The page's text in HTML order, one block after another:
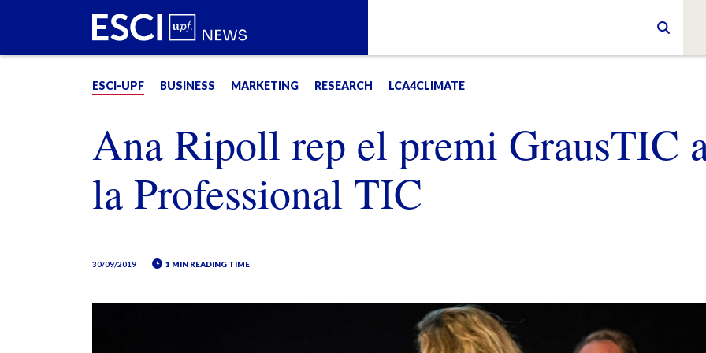
ESCI-UPF BUSINESS MARKETING RESEARCH LCA4CLIMATE
Ana Ripoll rep el premi GrausTIC
la Professional TIC
30/09/2019 1 MIN READING TIME